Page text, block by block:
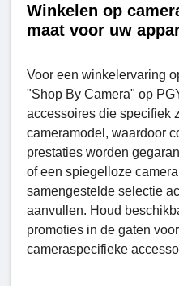
Winkelen op
maat voor uw
Voor een winkelervaring
"Shop By Camеra" op
accessoires die specifiek
cameramodel, waardoor
prestaties worden
of een spiegelloze
samengestelde selectie
aanvullen. Houd
promoties in de gaten
cameraspecifieke